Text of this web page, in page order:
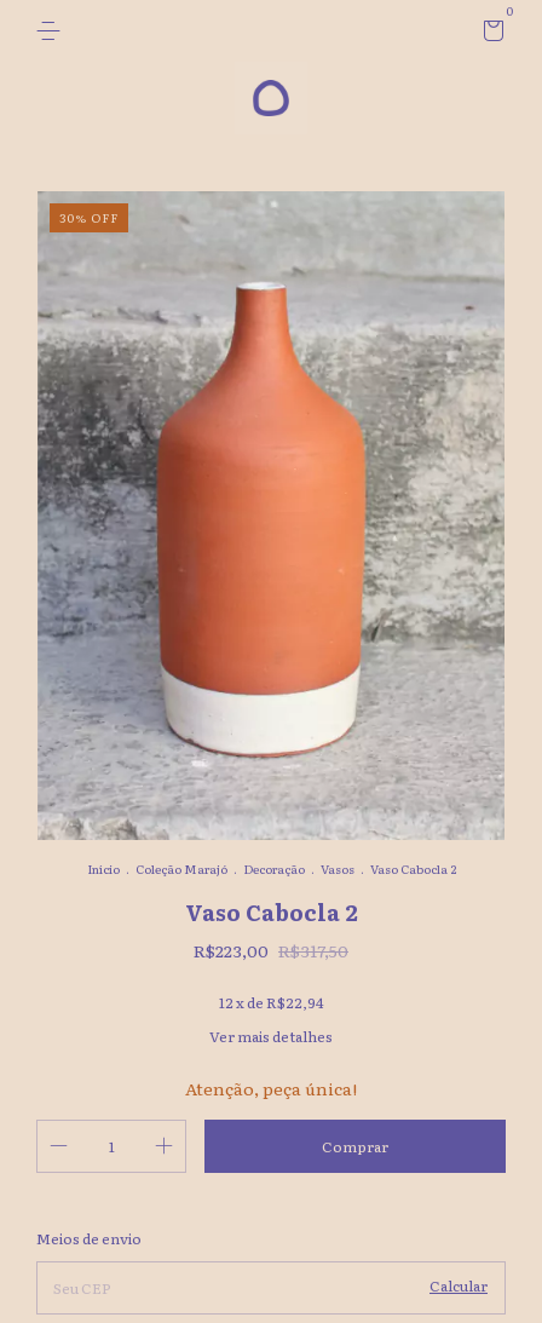
0
30% OFF
Início . Coleção Marajó . Decoração . Vasos . Vaso Cabocla 2
Vaso Cabocla 2
R$223,00 R$317,50
12x deR$22,94
Ver mais detalhes
Atenção, peça única!
Entregas para o CEP:
Meios de envio
Calcular